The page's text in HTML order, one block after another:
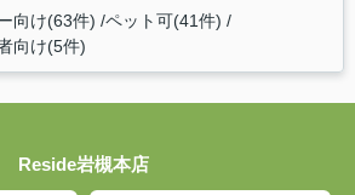
向け(63件) ペット可(41件)
向け(5件)
Reside岩槻本店